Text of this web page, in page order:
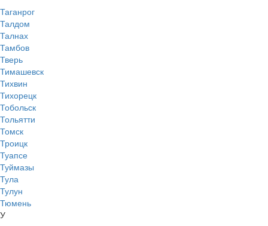
Таганрог
Талдом
Талнах
Тамбов
Тверь
Тимашевск
Тихвин
Тихорецк
Тобольск
Тольятти
Томск
Троицк
Туапсе
Туймазы
Тула
Тулун
Тюмень
У